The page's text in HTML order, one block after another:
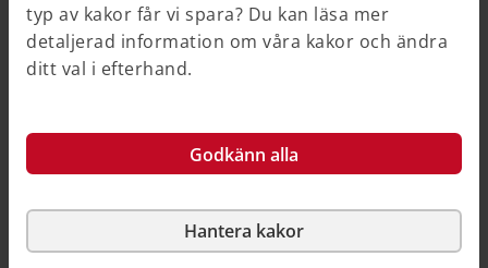
typ av kakor får vi spara? Du kan läsa mer
detaljerad information om våra kakor och ändra
ditt val i efterhand.
Godkänn alla
Hantera kakor
På PBL-kunskapsbanken